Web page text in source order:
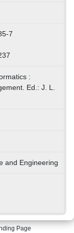
7
:
Ed.: J. L.
and Engineering
Page